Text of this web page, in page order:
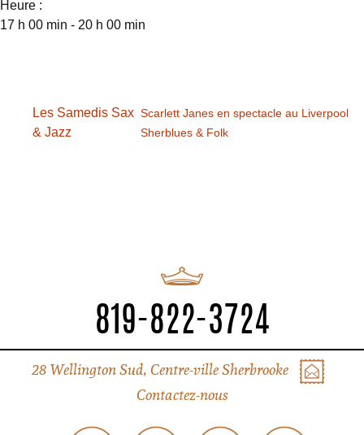
Heure :
17 h 00 min - 20 h 00 min
Les Samedis Sax
& Jazz
Scarlett Janes en spectacle au Liverpool
Sherblues & Folk
819-822-3724
28 Wellington Sud, Centre-ville Sherbrooke
Contactez-nous